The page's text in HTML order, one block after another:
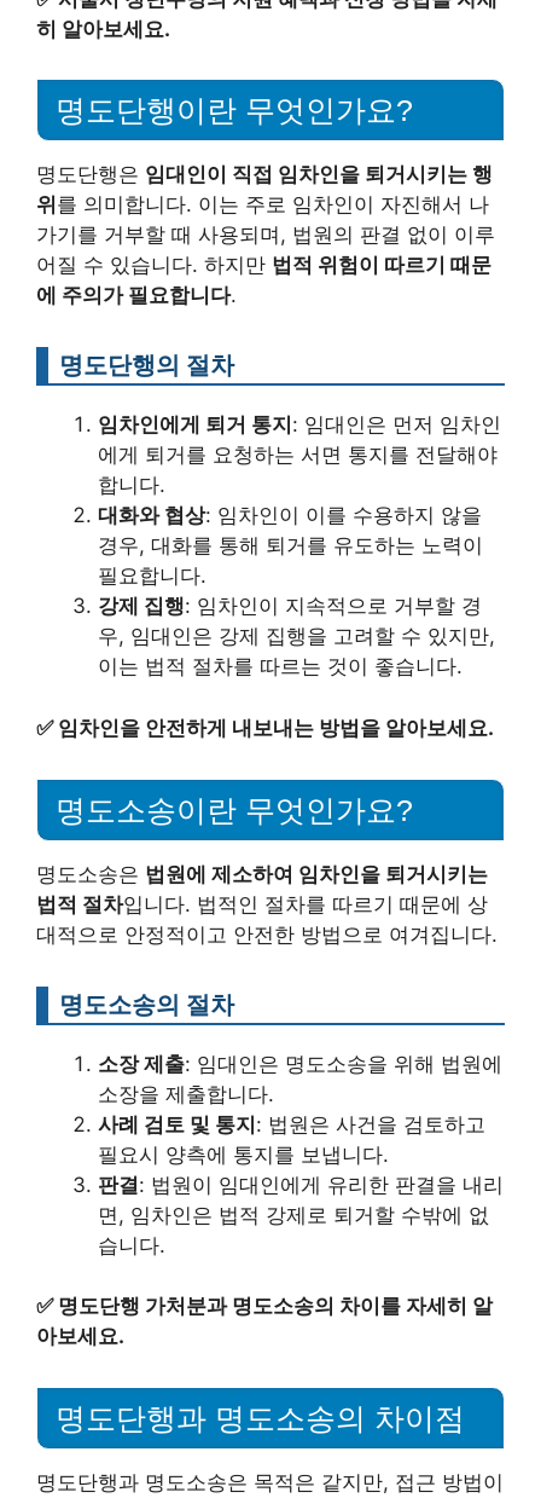
히 알아보세요.
명도단행이란 무엇인가요?
명도단행은 임대인이 직접 임차인을 퇴거시키는 행
위 를 의미합니다. 이는 주로 임차인이 자진해서 나
가기를 거부할 때 사용되며, 법원의 판결 없이 이루
어질 수 있습니다. 하지만 법적 위험이 따르기 때문
에 주의가 필요합니다.
명도단행의 절차
임차인에게 퇴거 통지 : 임대인은 먼저 임차인
에게 퇴거를 요청하는 서면 통지를 전달해야
합니다.
대화와 협상: 임차인이 이를 수용하지 않을
경우, 대화를 통해 퇴거를 유도하는 노력이
필요합니다.
강제 집행: 임차인이 지속적으로 거부할 경
우, 임대인은 강제 집행을 고려할 수 있지만,
이는 법적 절차를 따르는 것이 좋습니다.
✅ 임차인을 안전하게 내보내는 방법을 알아보세요.
명도소송이란 무엇인가요?
명도소송은 법원에 제소하여 임차인을 퇴거시키는
법적 절차입니다. 법적인 절차를 따르기 때문에 상
대적으로 안정적이고 안전한 방법으로 여겨집니다.
명도소송의 절차
소장 제출: 임대인은 명도소송을 위해 법원에
소장을 제출합니다.
사례 검토 및 통지: 법원은 사건을 검토하고
필요시 양측에 통지를 보냅니다.
판결: 법원이 임대인에게 유리한 판결을 내리
면, 임차인은 법적 강제로 퇴거할 수밖에 없
습니다.
✅ 명도단행 가처분과 명도소송의 차이를 자세히 알
아보세요.
명도단행과 명도소송의 차이점
명도단행과 명도소송은 목적은 같지만, 접근 방법이